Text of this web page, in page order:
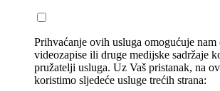
Prihvaćanje ovih usluga omogućuje
videozapise ili druge medijske sadržaje
pružatelji usluga. Uz Vaš pristanak, na
koristimo sljedeće usluge trećih strana: